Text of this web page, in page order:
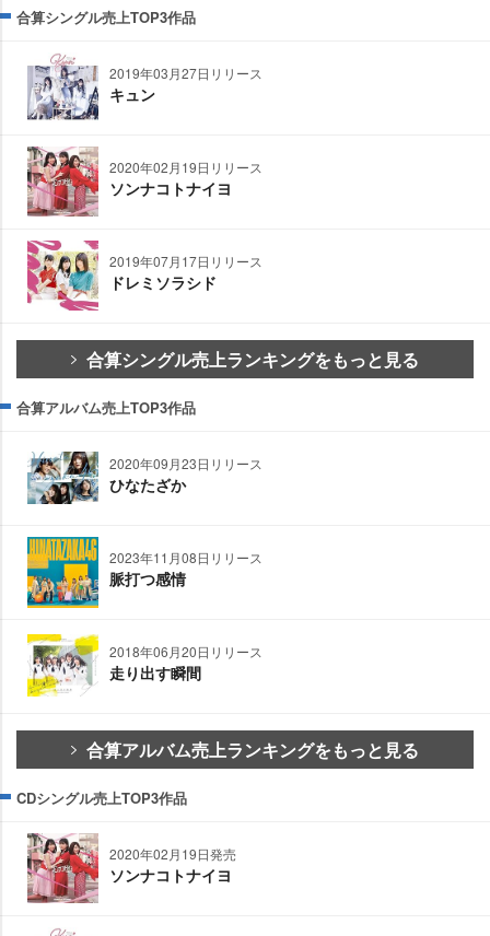
合算シングル売上TOP3作品
2019年03月27日リリース
キュン
2020年02月19日リリース
ソンナコトナイヨ
2019年07月17日リリース
ドレミソラシド
合算シングル売上ランキングをもっと見る
合算アルバム売上TOP3作品
2020年09月23日リリース
ひなたざか
2023年11月08日リリース
脈打つ感情
2018年06月20日リリース
走り出す瞬間
合算アルバム売上ランキングをもっと見る
CDシングル売上TOP3作品
2020年02月19日発売
ソンナコトナイヨ